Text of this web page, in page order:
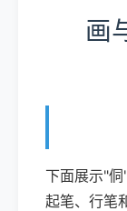
画
下面展示"
起笔、行笔